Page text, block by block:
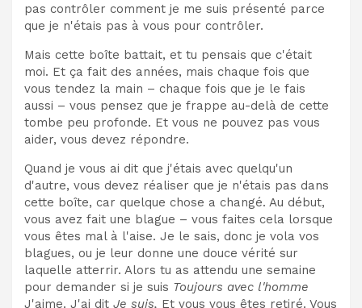
pas contrôler comment je me suis présenté parce
que je n'étais pas à vous pour contrôler.
Mais cette boîte battait, et tu pensais que c'était
moi. Et ça fait des années, mais chaque fois que
vous tendez la main – chaque fois que je le fais
aussi – vous pensez que je frappe au-delà de cette
tombe peu profonde. Et vous ne pouvez pas vous
aider, vous devez répondre.
Quand je vous ai dit que j'étais avec quelqu'un
d'autre, vous devez réaliser que je n'étais pas dans
cette boîte, car quelque chose a changé. Au début,
vous avez fait une blague – vous faites cela lorsque
vous êtes mal à l'aise. Je le sais, donc je vola vos
blagues, ou je leur donne une douce vérité sur
laquelle atterrir. Alors tu as attendu une semaine
pour demander si je suis Toujours avec l'homme
J'aime. J'ai dit Je suis, Et vous vous êtes retiré. Vous